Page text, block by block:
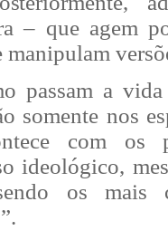
– que agem
manipulam
passam a
somente nos
com os
ideológico,
os mais